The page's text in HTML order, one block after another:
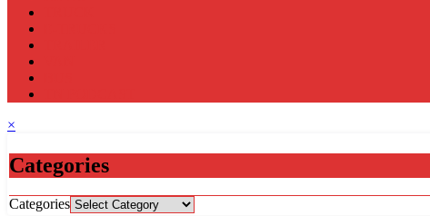
×
Categories
Categories